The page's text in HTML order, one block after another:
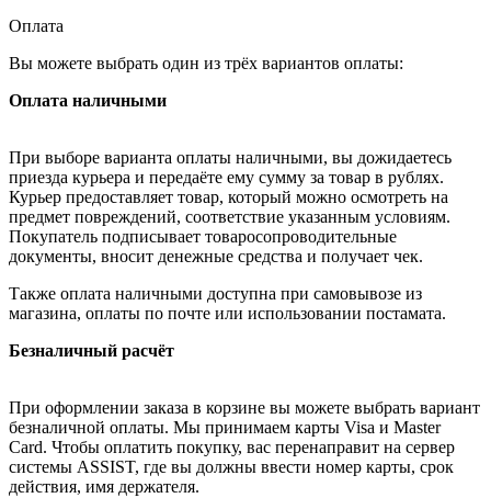
Оплата
Вы можете выбрать один из трёх вариантов оплаты:
Оплата наличными
При выборе варианта оплаты наличными, вы дожидаетесь
приезда курьера и передаёте ему сумму за товар в рублях.
Курьер предоставляет товар, который можно осмотреть на
предмет повреждений, соответствие указанным условиям.
Покупатель подписывает товаросопроводительные
документы, вносит денежные средства и получает чек.
Также оплата наличными доступна при самовывозе из
магазина, оплаты по почте или использовании постамата.
Безналичный расчёт
При оформлении заказа в корзине вы можете выбрать вариант
безналичной оплаты. Мы принимаем карты Visa и Master
Card. Чтобы оплатить покупку, вас перенаправит на сервер
системы ASSIST, где вы должны ввести номер карты, срок
действия, имя держателя.